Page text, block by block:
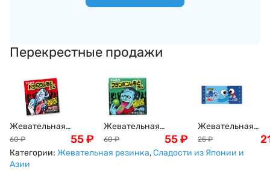
Перекрестные продажи
Жевательная
резинка Дракула
Marukawa со вкусом
колы, 13г, Япония
60 ₽ 55₽
Жевательная
резинка
Франкенштейн
Marukawa со вкусом
60 ₽ 55₽
Жевательная
резинка "Синий
язык" со вкусом
25 ₽
Категории: Жевательная резинка,Сладости из Японии и
Азии